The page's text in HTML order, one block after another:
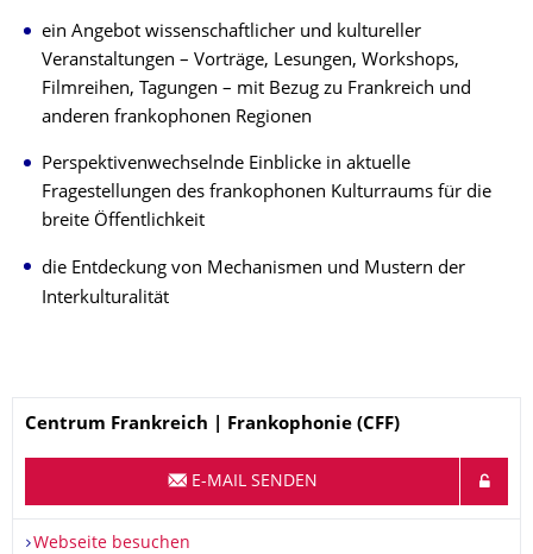
ein Angebot wissenschaftlicher und kultureller
Veranstaltungen – Vorträge, Lesungen, Workshops,
Filmreihen, Tagungen – mit Bezug zu Frankreich und
anderen frankophonen Regionen
Perspektivenwechselnde Einblicke in aktuelle
Fragestellungen des frankophonen Kulturraums für die
breite Öffentlichkeit
die Entdeckung von Mechanismen und Mustern der
Interkulturalität
Name
Centrum Frankreich | Frankophonie (CFF)
E-MAIL SENDEN
Webseite besuchen